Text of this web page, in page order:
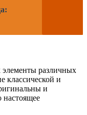
элементы различных
классической и
и